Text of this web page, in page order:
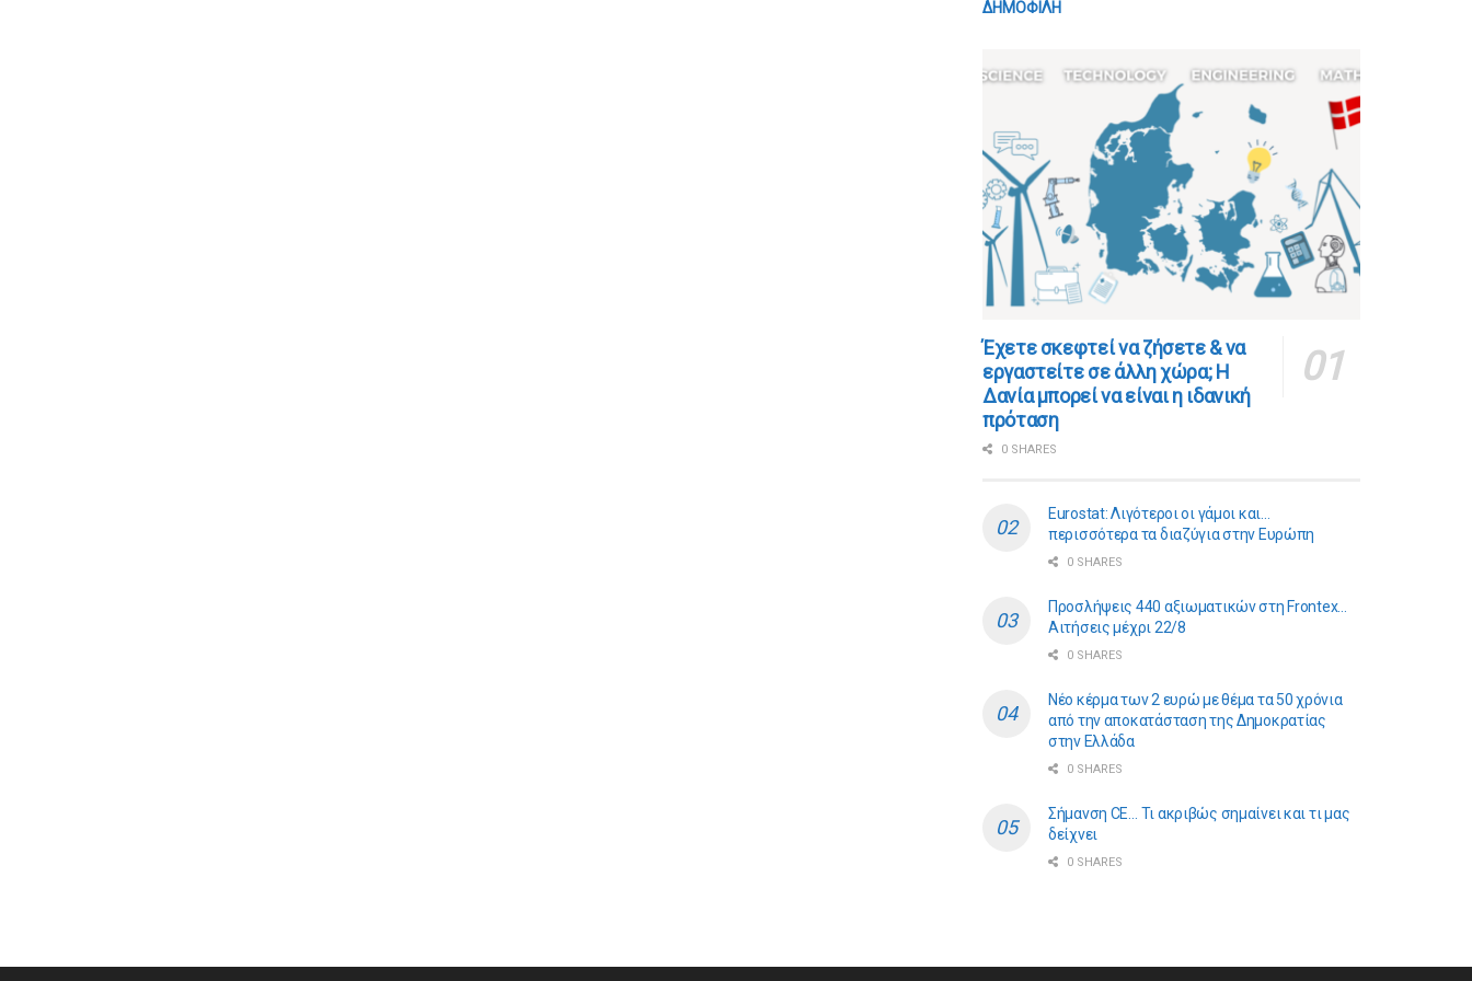
ΔΗΜΟΦΙΛΗ
​​Έχετε σκεφτεί να ζήσετε & να
εργαστείτε σε άλλη χώρα; Η
Δανία μπορεί να είναι η ιδανική
πρόταση
0 SHARES
Eurostat: Λιγότεροι οι γάμοι και…
περισσότερα τα διαζύγια στην Ευρώπη
0 SHARES
Προσλήψεις 440 αξιωματικών στη Frontex…
Αιτήσεις μέχρι 22/8
0 SHARES
Νέο κέρμα των 2 ευρώ με θέμα τα 50 χρόνια
από την αποκατάσταση της Δημοκρατίας
στην Ελλάδα
0 SHARES
Σήμανση CE… Τι ακριβώς σημαίνει και τι μας
δείχνει
0 SHARES